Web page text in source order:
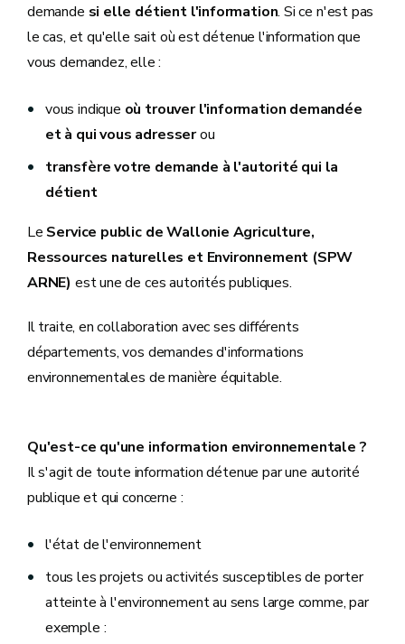
demande si elle détient l'information. Si ce n'est pas
le cas, et qu'elle sait où est détenue l'information que
vous demandez, elle :
vous indique où trouver l'information demandée
et à qui vous adresserou
transfère votre demande à l'autorité qui la
détient
Le Service public de Wallonie Agriculture,
Ressources naturelles et Environnement (SPW
ARNE) est une de ces autorités publiques.
Il traite, en collaboration avec ses différents
départements, vos demandes d'informations
environnementales de manière équitable.
Qu'est-ce qu'une information environnementale ?
Il s'agit de toute information détenue par une autorité
publique et qui concerne :
l'état de l'environnement
tous les projets ou activités susceptibles de porter
atteinte à l'environnement au sens large comme, par
exemple :